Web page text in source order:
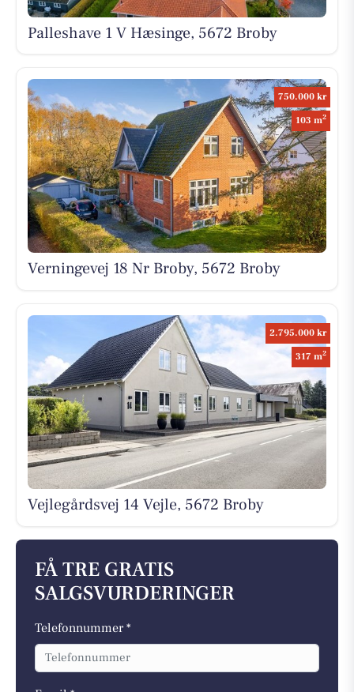
Palleshave 1 V Hæsinge, 5672 Broby
750.000 kr
103 m2
Verningevej 18 Nr Broby, 5672 Broby
2.795.000 kr
317 m2
Vejlegårdsvej 14 Vejle, 5672 Broby
FÅ TRE GRATIS
SALGSVURDERINGER
Telefonnummer *